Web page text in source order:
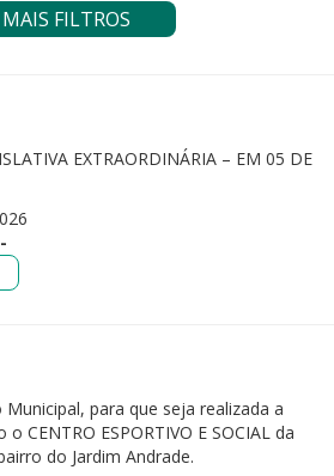
MAIS FILTROS
EXTRAORDINÁRIA – EM 05 DE
para que seja realizada a
o CENTRO ESPORTIVO E SOCIAL da
do Jardim Andrade.